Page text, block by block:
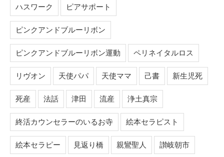
ハスワーク ピアサポート
ピンクアンドブルーリボン
ピンクアンドブルーリボン運動 ペリネイタルロス
リヴオン 天使パパ 天使ママ 己書 新生児死
死産 法話 津田 流産 浄土真宗
終活カウンセラーのいるお寺 絵本セラピスト
絵本セラピー 見返り橋 親鸞聖人 讃岐朝市